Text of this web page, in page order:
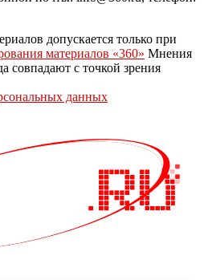
допускается только при
материалов «360» Мнения
совпадают с точкой зрения
данных